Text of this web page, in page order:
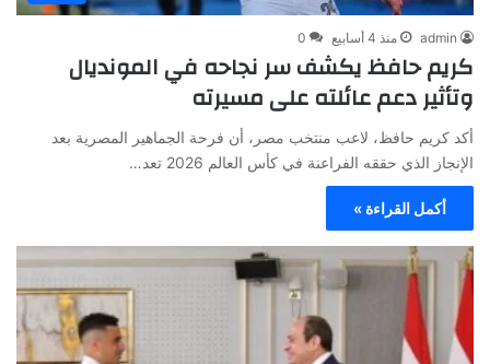
admin منذ 4 أسابيع 0
كريم حافظ يكشف سر نجاحه في المونديال
وتأثير دعم عائلته على مسيرته
أكد كريم حافظ، لاعب منتخب مصر، أن فرحة الجماهير المصرية بعد
الإنجاز الذي حققه الفراعنة في كأس العالم 2026 تعد…
أكمل القراءة »